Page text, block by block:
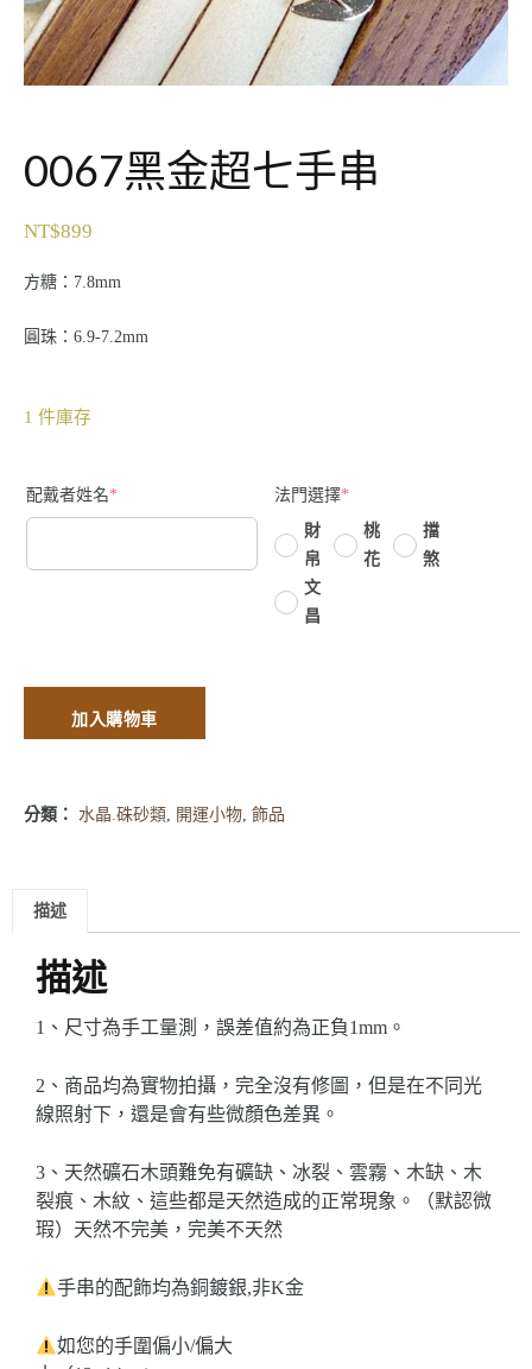
0067黑金超七手串
NT$899
方糖：7.8mm
圓珠：6.9-7.2mm
1 件庫存
配戴者姓名* 法門選擇*
財
帛
桃
花
擋
煞
文
昌
加入購物車
分類： 水晶.硃砂類 開運小物 飾品
描述
描述
1、尺寸為手工量測，誤差值約為正負1mm。
2、商品均為實物拍攝，完全沒有修圖，但是在不同光
線照射下，還是會有些微顏色差異。
3、天然礦石木頭難免有礦缺、冰裂、雲霧、木缺、木
裂痕、木紋、這些都是天然造成的正常現象。（默認微
瑕） 天然不完美，完美不天然
手串的配飾均為銅鍍銀,非K金
如您的手圍偏小/偏大